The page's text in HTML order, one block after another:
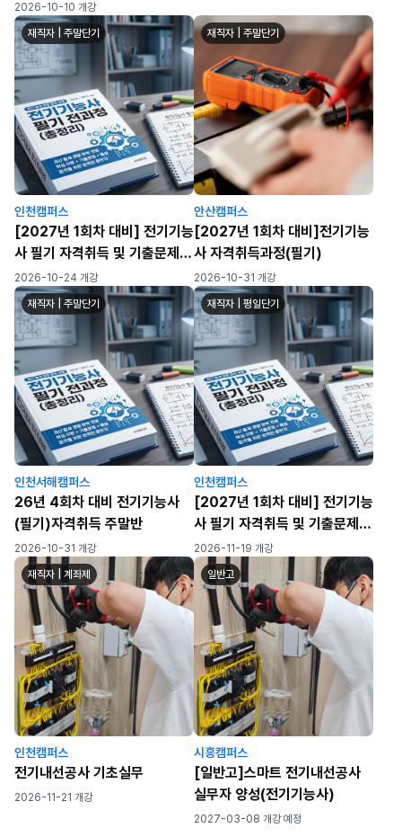
2026-10-10 개강
재직자 | 주말단기
인천캠퍼스
[2027년 1회차 대비] 전기기능
사 필기 자격취득 및 기출문제
풀이반
2026-10-24 개강
재직자 | 주말단기
안산캠퍼스
[2027년 1회차 대비]전기기능
사 자격취득과정(필기)
2026-10-31 개강
재직자 | 주말단기
인천서해캠퍼스
26년 4회차 대비 전기기능사
(필기)자격취득 주말반
2026-10-31 개강
재직자 | 평일단기
인천캠퍼스
[2027년 1회차 대비] 전기기능
사 필기 자격취득 및 기출문제
풀이반(월~금) (82h)
2026-11-19 개강
재직자 | 계좌제
인천캠퍼스
전기내선공사 기초실무
2026-11-21 개강
일반고
시흥캠퍼스
[일반고]스마트 전기내선공사
실무자 양성(전기기능사)
2027-03-08 개강 예정